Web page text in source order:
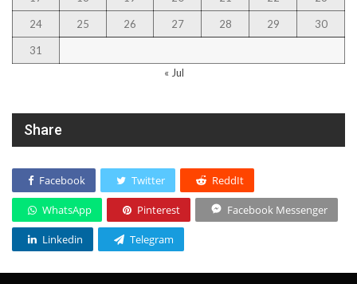
24 25 26 27 28 29 30
31
« Jul
Share
Facebook Twitter ReddIt
WhatsApp Pinterest Facebook Messenger
Linkedin Telegram